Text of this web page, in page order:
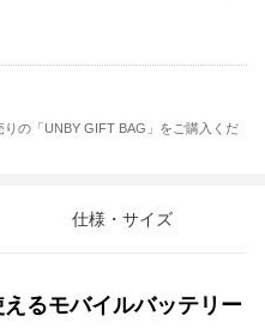
の「UNBY GIFT BAG」をご購入くだ
仕様・サイズ
るモバイルバッテリー